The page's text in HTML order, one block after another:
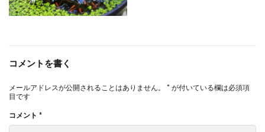
コメントを書く
メールアドレスが公開されることはありません。 * が付いている欄は必須項
目です
コメント *